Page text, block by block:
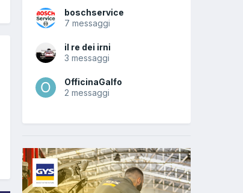
boschservice
7 messaggi
il re dei irni
3 messaggi
OfficinaGalfo
2 messaggi